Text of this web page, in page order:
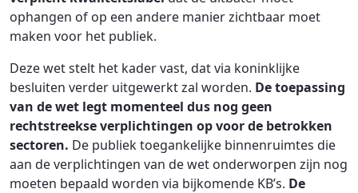
ophangen of op een andere manier zichtbaar moet
maken voor het publiek.
Deze wet stelt het kader vast, dat via koninklijke
besluiten verder uitgewerkt zal worden. De toepassing
van de wet legt momenteel dus nog geen
rechtstreekse verplichtingen op voor de betrokken
sectoren. De publiek toegankelijke binnenruimtes die
aan de verplichtingen van de wet onderworpen zijn nog
moeten bepaald worden via bijkomende KB’s. De